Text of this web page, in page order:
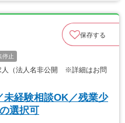
保存する
停止
人（法人名非公開 ※詳細はお問
未経験相談OK／残業少
選択可